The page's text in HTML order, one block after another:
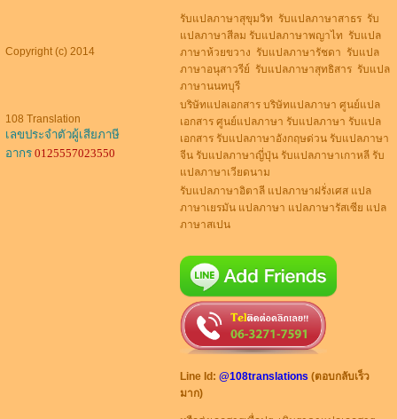
Copyright (c) 2014
รับแปลภาษาสุขุมวิท รับแปลภาษาสาธร รับ
แปลภาษาสีลม รับแปลภาษาพญาไท รับแปล
ภาษาห้วยขวาง รับแปลภาษารัชดา รับแปล
ภาษาอนุสาวรีย์ รับแปลภาษาสุทธิสาร รับแปล
ภาษานนทบุรี
108 Translation
เลขประจำตัวผู้เสียภาษี
อากร 0125557023550
บริษัทแปลเอกสาร บริษัทแปลภาษา ศูนย์แปล
เอกสาร ศูนย์แปลภาษา รับแปลภาษา รับแปล
เอกสาร รับแปลภาษาอังกฤษด่วน รับแปลภาษา
จีน รับแปลภาษาญี่ปุ่น รับแปลภาษาเกาหลี รับ
แปลภาษาเวียดนาม
รับแปลภาษาอิตาลี แปลภาษาฝรั่งเศส แปล
ภาษาเยรมัน แปลภาษา แปลภาษารัสเซีย แปล
ภาษาสเปน
Line Id: @108translations (ตอบกลับเร็ว
มาก)